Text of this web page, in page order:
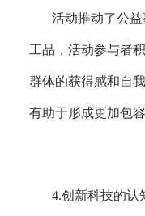
活动推动了公
工品，活动参与者
群体的获得感和自
有助于形成更加包
4.创新科技的认